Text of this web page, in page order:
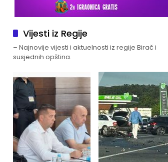
Vijesti iz Regije
– Najnovije vijesti i aktuelnosti iz regije Birač i
susjednih opština.